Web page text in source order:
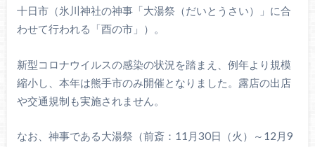
十日市（氷川神社の神事「大湯祭（だいとうさい）」に合
わせて行われる「酉の市」）。
新型コロナウイルスの感染の状況を踏まえ、例年より規模
縮小し、本年は熊手市のみ開催となりました。露店の出店
や交通規制も実施されません。
なお、神事である大湯祭（前斎：11月30日（火）～12月9